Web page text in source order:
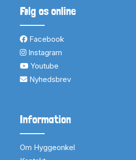
Følg os online
Facebook
Instagram
Youtube
Nyhedsbrev
Information
Om Hyggeonkel